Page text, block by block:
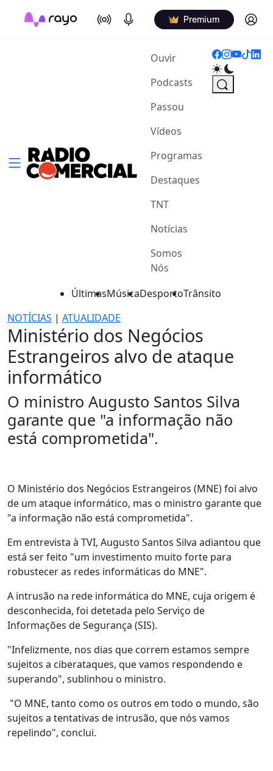
On Air Podcasts Premium Log in
Ouvir(current)
Podcasts
Passou
Vídeos
Programas
Destaques
TNT
Notícias
Somos
Nós
ÚltimasMúsicaDesportoTrânsito
NOTÍCIAS | ATUALIDADE
Ministério dos Negócios
Estrangeiros alvo de ataque
informático
O ministro Augusto Santos Silva
garante que "a informação não
está comprometida".
O Ministério dos Negócios Estrangeiros (MNE) foi alvo
de um ataque informático, mas o ministro garante que
"a informação não está comprometida".
Em entrevista à TVI, Augusto Santos Silva adiantou que
está ser feito "um investimento muito forte para
robustecer as redes informáticas do MNE".
A intrusão na rede informática do MNE, cuja origem é
desconhecida, foi detetada pelo Serviço de
Informações de Segurança (SIS).
"Infelizmente, nos dias que correm estamos sempre
sujeitos a ciberataques, que vamos respondendo e
superando", sublinhou o ministro.
"O MNE, tanto como os outros em todo o mundo, são
sujeitos a tentativas de intrusão, que nós vamos
repelindo", conclui.